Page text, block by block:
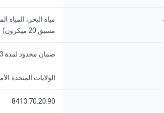
مياه البحر،
مسبق 20 ميكرون)
ضمان محدود لمدة 3 سنوات (36 شهراً من تاريخ الشحن)
الولايات المتحدة
8413.70.20.90